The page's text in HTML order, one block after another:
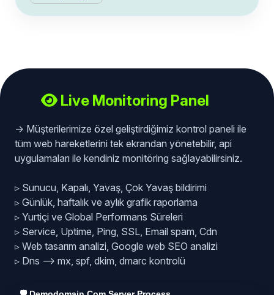
Live Monitoring Panel
-> Müşterilerimize özel geliştirdiğimiz kontrol paneli ile
tüm web hareketlerini tek ekrandan yönetebilir, api
uygulamaları ile kendiniz monitöring sağlayabilirsiniz.
▹ Sunucu, Kapalı, Yavaş, Çok Yavaş bildirimi
▹ Günlük, haftalık ve aylık grafik raporlama
▹ Yurtiçi ve Global Performans Süreleri
▹ Service, Uptime, Ping, SSL, Email spam, Cdn
▹ Web tasarım analizi, Google web SEO analizi
▹ Dns --> mx, spf, dkim, dmarc kontrolü